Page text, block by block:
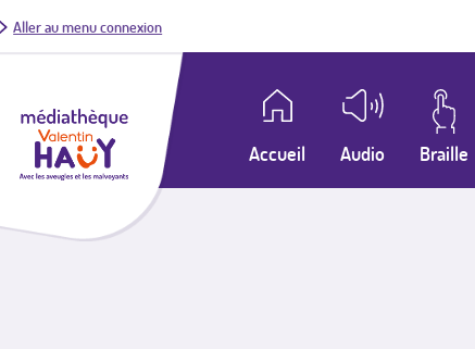
Aller au menu connexion
Accueil Audio Braille